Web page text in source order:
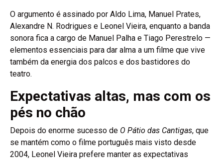
O argumento é assinado por Aldo Lima, Manuel Prates,
Alexandre N. Rodrigues e Leonel Vieira, enquanto a banda
sonora fica a cargo de Manuel Palha e Tiago Perestrelo —
elementos essenciais para dar alma a um filme que vive
também da energia dos palcos e dos bastidores do
teatro.
Expectativas altas, mas com os
pés no chão
Depois do enorme sucesso de O Pátio das Cantigas, que
se mantém como o filme português mais visto desde
2004, Leonel Vieira prefere manter as expectativas